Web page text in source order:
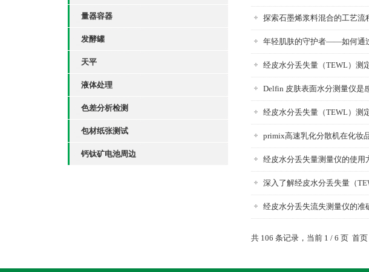
量器容器
发酵罐
天平
液体处理
色差分析检测
包材纸张测试
钙钛矿电池周边
探索石墨烯浆料混合的工艺流
年轻肌肤的守护者——如何通
经皮水分丢失量（TEWL）测
Delfin 皮肤表面水分测量仪是
经皮水分丢失量（TEWL）测
primix高速乳化分散机在化妆
经皮水分丢失量测量仪的使用
深入了解经皮水分丢失量（
经皮水分丢失流失测量仪的准
共 106 条记录，当前 1 / 6 页 首